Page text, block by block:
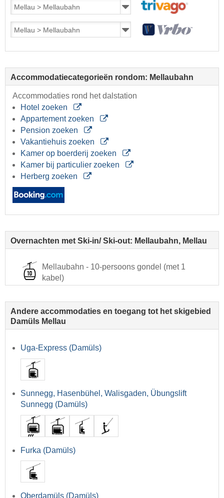
Accommodatiecategorieën rondom: Mellaubahn
Accommodaties rond het dalstation
Hotel zoeken
Appartement zoeken
Pension zoeken
Vakantiehuis zoeken
Kamer op boerderij zoeken
Kamer bij particulier zoeken
Herberg zoeken
Overnachten met Ski-in/ Ski-out: Mellaubahn, Mellau
Mellaubahn - 10-persoons gondel (met 1
kabel)
Andere accommodaties en toegang tot het skigebied
Damüls Mellau
Uga-Express (Damüls)
Sunnegg, Hasenbühel, Walisgaden, Übungslift
Sunnegg (Damüls)
Furka (Damüls)
Oberdamüls (Damüls)